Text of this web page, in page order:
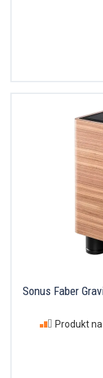
Sonus Faber
Produkt